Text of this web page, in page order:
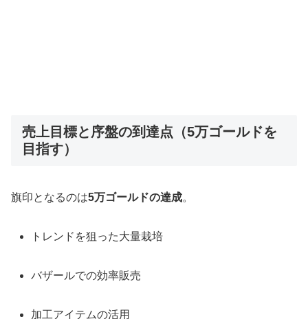
売上目標と序盤の到達点（5万ゴールドを
目指す）
旗印となるのは5万ゴールドの達成。
トレンドを狙った大量栽培
バザールでの効率販売
加工アイテムの活用